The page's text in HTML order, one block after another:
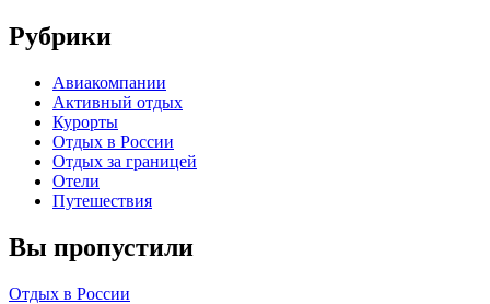
Рубрики
Авиакомпании
Активный отдых
Курорты
Отдых в России
Отдых за границей
Отели
Путешествия
Вы пропустили
Отдых в России